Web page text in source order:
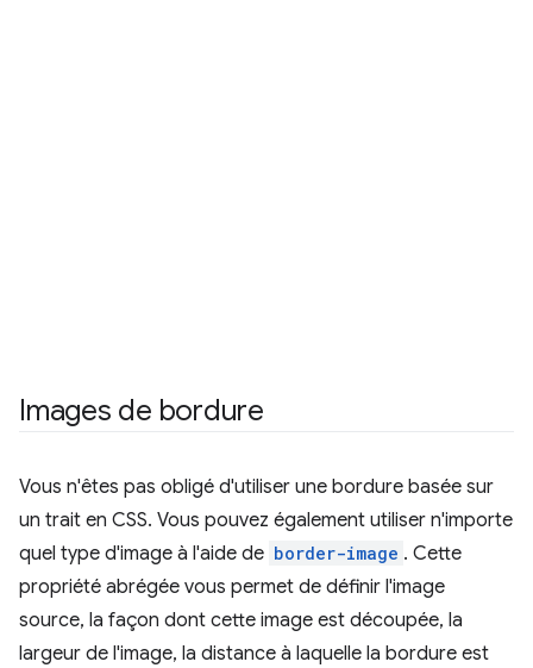
Images de bordure
Vous n'êtes pas obligé d'utiliser une bordure basée sur
un trait en CSS. Vous pouvez également utiliser n'importe
quel type d'image à l'aide de border-image . Cette
propriété abrégée vous permet de définir l'image
source, la façon dont cette image est découpée, la
largeur de l'image, la distance à laquelle la bordure est